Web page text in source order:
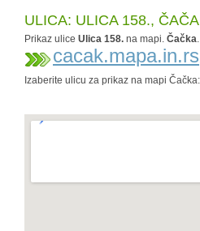
ULICA: ULICA 158.,
Prikaz ulice Ulica 158. na mapi. Čačka
cacak.mapa.in.rs
Izaberite ulicu za prikaz na mapi Čačka: